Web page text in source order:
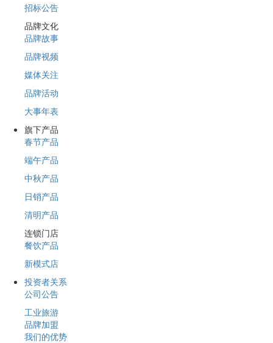
招标公告
品牌文化
品牌故事
品牌视频
媒体关注
品牌活动
大事年表
旗下产品
春节产品
端午产品
中秋产品
日销产品
清明产品
连锁门店
餐饮产品
新模式店
投资者关系
公司公告
工业旅游
品牌加盟
我们的优势